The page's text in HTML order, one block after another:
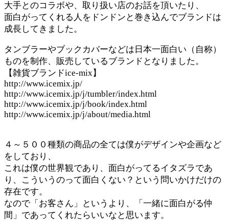
大手とのコラボや、取り扱い店のお話を頂いたり、
面白がってくれる人をドンドンと巻き込んでブランドは
成長してきました。
タンブラーやブックカバーなどは日本一面白い（自称）
ものを制作、販売しているブランドとなりました。
【雑貨ブランドice-mix】
http://www.icemix.jp/
http://www.icemix.jp/j/tumbler/index.html
http://www.icemix.jp/j/book/index.html
http://www.icemix.jp/j/about/media.html
４～５００種類の商品の全ては僕がデザインや企画など
をしており、
これは僕の世界観であり、面白がってるイタズラであ
り、こういうのって面白くない？という問いかけだけの
存在です。
なので「お客さん」というより、「一緒に面白がる仲
間」であってくれたらいいなと思います。